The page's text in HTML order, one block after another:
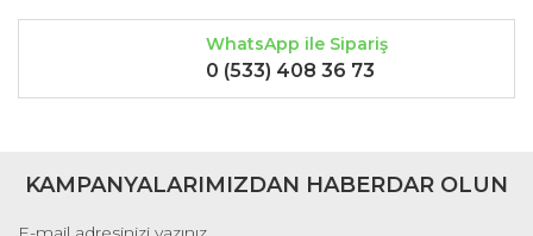
WhatsApp ile Sipariş
0 (533) 408 36 73
KAMPANYALARIMIZDAN HABERDAR OLUN